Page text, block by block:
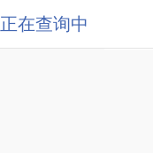
正在查询中